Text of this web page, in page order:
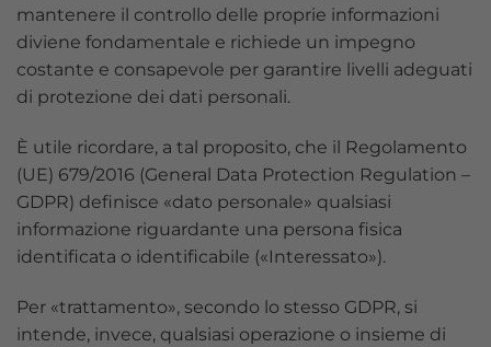
mantenere il controllo delle proprie informazioni
diviene fondamentale e richiede un impegno
costante e consapevole per garantire livelli adeguati
di protezione dei dati personali.
È utile ricordare, a tal proposito, che il Regolamento
(UE) 679/2016 (General Data Protection Regulation –
GDPR) definisce «dato personale» qualsiasi
informazione riguardante una persona fisica
identificata o identificabile («Interessato»).
Per «trattamento», secondo lo stesso GDPR, si
intende, invece, qualsiasi operazione o insieme di